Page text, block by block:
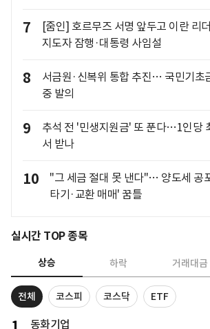
7
[줌인] 호르무즈 서명 앞두고 이란 리
지도자 잠행·대통령 사임설
8
서금원·신복위 통합 추진… 국민기초
중 발의
9
추석 전 '민생지원금' 또 푼다…1인당
서 받나
10
"그 세금 절대 못 낸다"… 양도세 공
타기·교환 매매' 꿈틀
실시간 TOP 종목
상승 하락 거래대금
전체 코스피 코스닥 ETF
동화기업